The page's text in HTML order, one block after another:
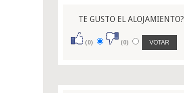
TE GUSTO EL ALOJAMIENTO?
(0) (0)